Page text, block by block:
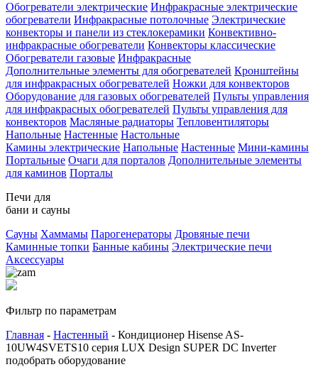
Обогреватели электрические Инфракрасные электрические
обогреватели Инфракрасные потолочные Электрические
конвекторы и панели из стеклокерамики Конвективно-
инфракрасные обогреватели Конвекторы классические
Обогреватели газовые Инфракрасные
Дополнительные элементы для обогревателей Кронштейны
для инфракрасных обогревателей Ножки для конвекторов
Оборудование для газовых обогревателей Пульты управления
для инфракрасных обогревателей Пульты управления для
конвекторов Масляные радиаторы Тепловентиляторы
Напольные Настенные Настольные
Камины электрические Напольные Настенные Мини-камины
Портальные Очаги для порталов Дополнительные элементы
для каминов Порталы
Печи для
бани и сауны
Сауны Хаммамы Парогенераторы Дровяные печи
Каминные топки Банные кабины Электрические печи
Аксессуары
Фильтр по параметрам
Главная - Настенный - Кондиционер Hisense AS-
10UW4SVETS10 серия LUX Design SUPER DC Inverter
подобрать оборудование